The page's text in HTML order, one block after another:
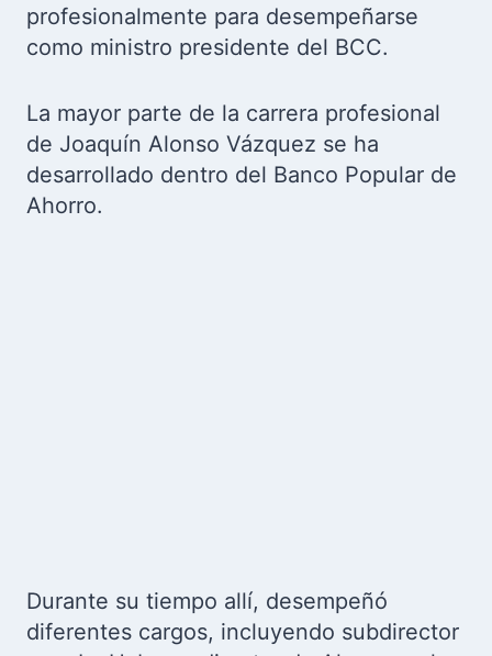
profesionalmente para desempeñarse
como ministro presidente del BCC.
La mayor parte de la carrera profesional
de Joaquín Alonso Vázquez se ha
desarrollado dentro del Banco Popular de
Ahorro.
Durante su tiempo allí, desempeñó
diferentes cargos, incluyendo subdirector